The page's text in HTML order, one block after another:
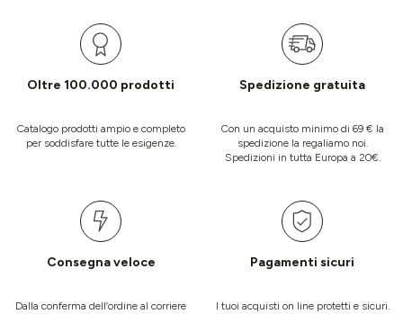
Oltre 100.000 prodotti
Catalogo prodotti ampio e completo
per soddisfare tutte le esigenze.
Spedizione gratuita
Con un acquisto minimo di 69 € la
spedizione la regaliamo noi.
Spedizioni in tutta Europa a 20€.
Consegna veloce
Dalla conferma dell’ordine al corriere
Pagamenti sicuri
I tuoi acquisti on line protetti e sicuri.